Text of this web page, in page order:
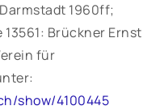
1960ff;
Brückner Ernst
für
show/4100445